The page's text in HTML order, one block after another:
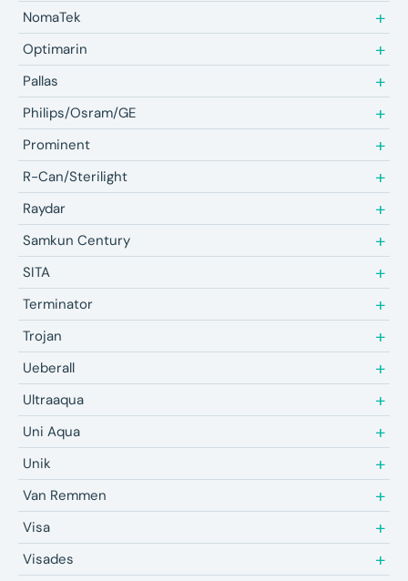
NomaTek
Optimarin
Pallas
Philips/Osram/GE
Prominent
R-Can/Sterilight
Raydar
Samkun Century
SITA
Terminator
Trojan
Ueberall
Ultraaqua
Uni Aqua
Unik
Van Remmen
Visa
Visades